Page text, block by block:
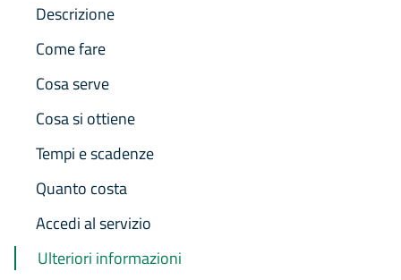
Descrizione
Come fare
Cosa serve
Cosa si ottiene
Tempi e scadenze
Quanto costa
Accedi al servizio
Ulteriori informazioni